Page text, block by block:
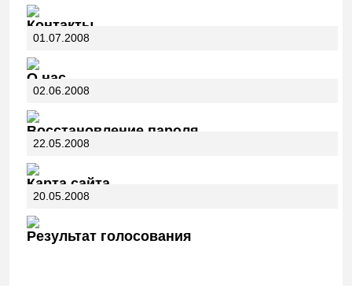
Контакты
01.07.2008
О нас
02.06.2008
Восстановление пароля
22.05.2008
Карта сайта
20.05.2008
Результат голосования